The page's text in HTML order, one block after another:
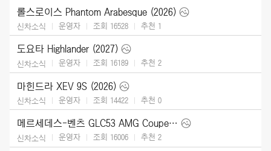
롤스로이스 Phantom Arabesque (2026)
신차소식 운영자 조회 16528 추천 1
도요타 Highlander (2027)
신차소식 운영자 조회 16189 추천 2
마힌드라 XEV 9S (2026)
신차소식 운영자 조회 14422 추천 0
메르세데스-벤츠 GLC53 AMG Coupe (2027)
신차소식 운영자 조회 16006 추천 2